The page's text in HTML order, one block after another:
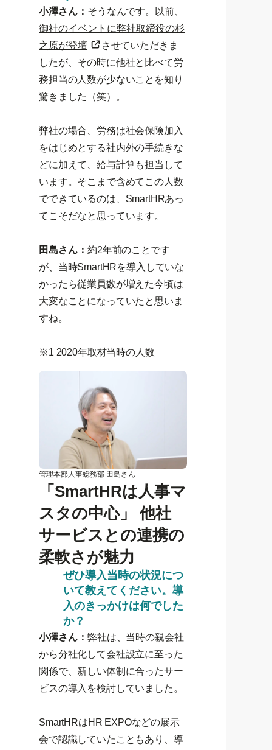
小澤さん： そうなんです。以前、
御社のイベントに弊社取締役の杉
之原が登壇
させていただきま
したが、その時に他社と比べて労
務担当の人数が少ないことを知り
驚きました（笑）。
弊社の場合、労務は社会保険加入
をはじめとする社内外の手続きな
どに加えて、給与計算も担当して
います。そこまで含めてこの人数
でできているのは、SmartHRあっ
てこそだなと思っています。
田島さん： 約2年前のことです
が、当時SmartHRを導入していな
かったら従業員数が増えた今頃は
大変なことになっていたと思いま
すね。
※1 2020年取材当時の人数
管理本部人事総務部 田島さん
「SmartHRは人事マ
スタの中心」 他社
サービスとの連携の
柔軟さが魅力
ぜひ導入当時の状況につ
いて教えてください。導
入のきっかけは何でした
か？
小澤さん： 弊社は、当時の親会社
から分社化して会社設立に至った
関係で、新しい体制に合ったサー
ビスの導入を検討していました。
SmartHRはHR EXPOなどの展示
会で認識していたこともあり、導